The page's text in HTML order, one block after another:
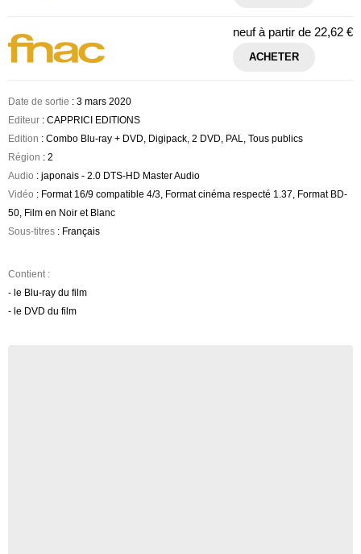
neuf à partir de 22,62 €
ACHETER
Date de sortie : 3 mars 2020
Editeur : CAPPRICI EDITIONS
Edition : Combo Blu-ray + DVD, Digipack, 2 DVD, PAL, Tous publics
Région : 2
Audio : japonais - 2.0 DTS-HD Master Audio
Vidéo : Format 16/9 compatible 4/3, Format cinéma respecté 1.37, Format BD-
50, Film en Noir et Blanc
Sous-titres : Français
Contient :
- le Blu-ray du film
- le DVD du film